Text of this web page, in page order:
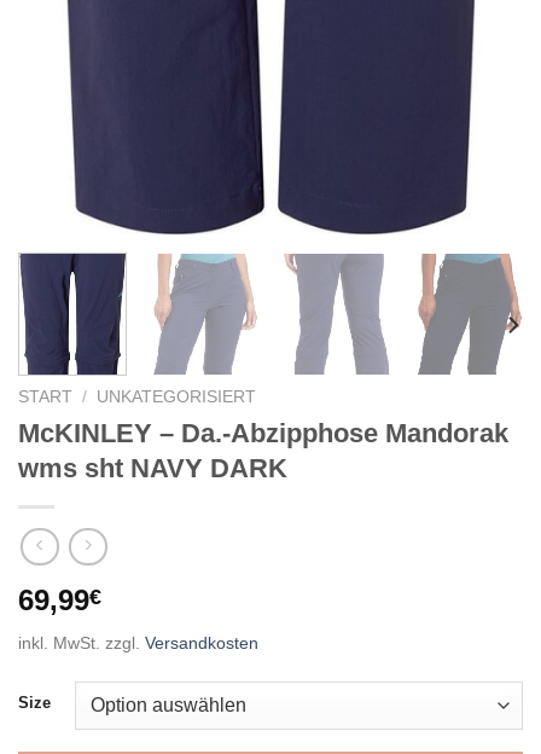
START / UNKATEGORISIERT
McKINLEY – Da.-Abzipphose Mandorak
wms sht NAVY DARK
69,99€
inkl. MwSt. zzgl. Versandkosten
Size